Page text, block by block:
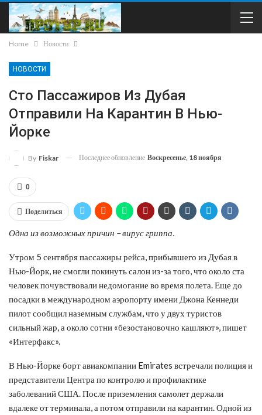
Home Новости
НОВОСТИ
Сто Пассажиров Из Дубая
Отправили На Карантин В Нью-
Йорке
By Fiskar Последнее обновление Воскресенье, 18 ноября
0
Поделиться
Одна из возможных причин – вирус гриппа.
Утром 5 сентября пассажиры рейса, прибывшего из Дубая в
Нью-Йорк, не смогли покинуть салон из-за того, что около ста
человек почувствовали недомогание во время полета. Еще до
посадки в международном аэропорту имени Джона Кеннеди
пилот сообщил наземным службам, что у двух туристов
сильный жар, а около сотни «безостановочно кашляют», пишет
«Интерфакс».
В Нью-Йорке борт авиакомпании Emirates встречали полиция и
представители Центра по контролю и профилактике
заболеваний США. После приземления самолет держали
вдалеке от терминала, а потом отправили на карантин. Одной из